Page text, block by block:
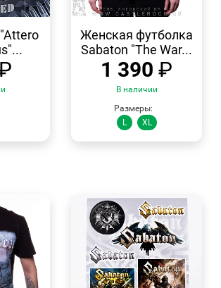
ПРОСМОТР
Женская футболка
Sabaton "The War...
1 390 ₽
В наличии
Размеры:
L
XL